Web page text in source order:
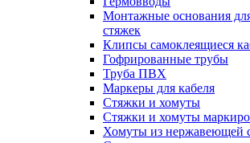
Монтажные основания
стяжек
Клипсы самоклеящиеся
Гофрированные трубы
Труба ПВХ
Маркеры для кабеля
Стяжки и хомуты
Стяжки и хомуты
Хомуты из нержавеющей